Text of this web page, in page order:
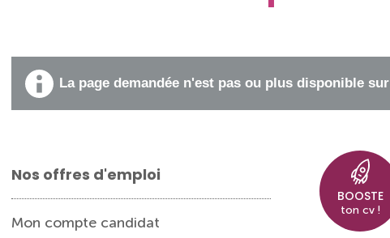
La page demandée n'est pas ou plus disponible
Nos offres d'emploi
Mon compte candidat
BOOSTE
ton cv !